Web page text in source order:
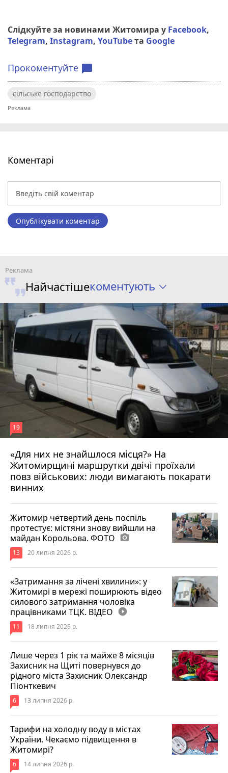
Слідкуйте за новинами Житомира у Facebook,
Telegram, Instagram, YouTubeта Google
Прокоментуйте chat_bubble
сільське господарство
Коментарі
Опублікувати коментар
Найчастішекоментують
«Для них не знайшлося місця?» На
Житомирщині маршрутки двічі проїхали
повз військових: люди вимагають покарати
винних
19
17 липня 2026 р.
Житомир четвертий день поспіль
протестує: містяни знову вийшли на
майдан Корольова. ФОТО photo_camera
13 20 липня 2026 р.
«Затримання за лічені хвилини»: у
Житомирі в мережі поширюють відео
силового затримання чоловіка
працівниками ТЦК. ВІДЕО play_circle_filled
11 18 липня 2026 р.
Лише через 1 рік та майже 8 місяців
Захисник на Щиті повернувся до
рідного міста Захисник Олександр
Піонткевич
6 13 липня 2026 р.
Тарифи на холодну воду в містах
України. Чекаємо підвищення в
Житомирі?
6 14 липня 2026 р.